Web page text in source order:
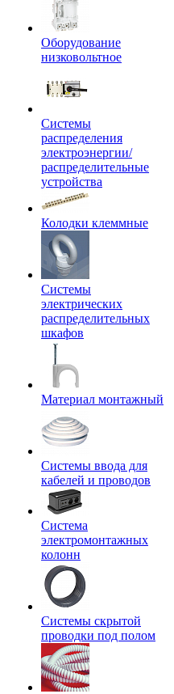
Оборудование
низковольтное
Системы
распределения
электроэнергии/
распределительные
устройства
Колодки клеммные
Системы
электрических
распределительных
шкафов
Материал монтажный
Системы ввода для
кабелей и проводов
Система
электромонтажных
колонн
Системы скрытой
проводки под полом